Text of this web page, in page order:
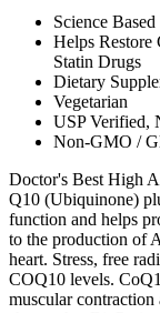
Science
Helps
Statin Drugs
Dietary
Vegetarian
USP Verified,
Non-GMO /
Doctor's Best High
Q10 (Ubiquinone)
function and helps
to the production of
heart. Stress, free
COQ10 levels.
muscular contraction